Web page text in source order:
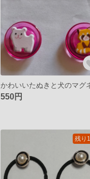
550円
残り